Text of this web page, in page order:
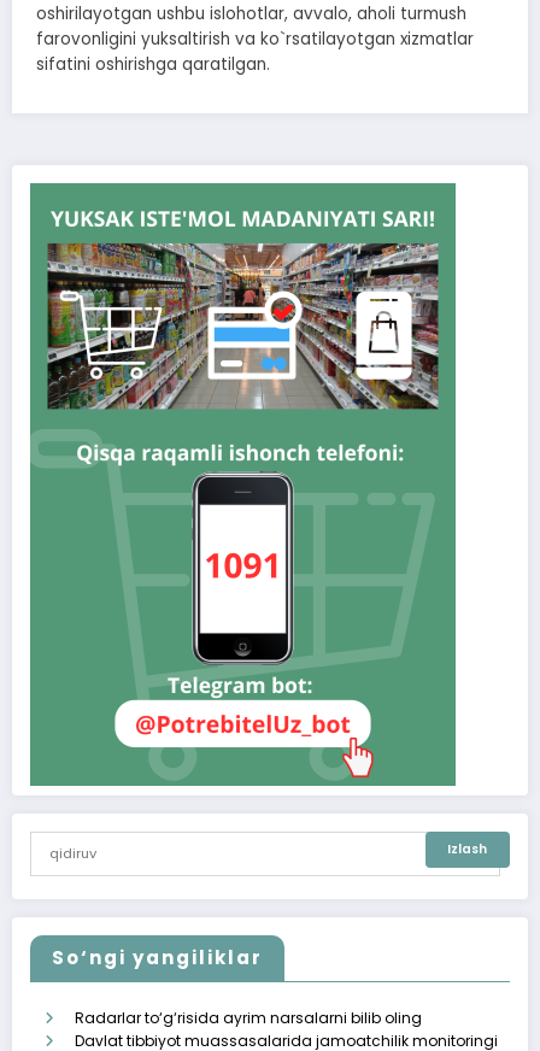
oshirilayotgan ushbu islohotlar, avvalo, aholi turmush
farovonligini yuksaltirish va ko`rsatilayotgan xizmatlar
sifatini oshirishga qaratilgan.
So‘ngi yangiliklar
Radarlar to‘g‘risida ayrim narsalarni bilib oling
Davlat tibbiyot muassasalarida jamoatchilik monitoringi